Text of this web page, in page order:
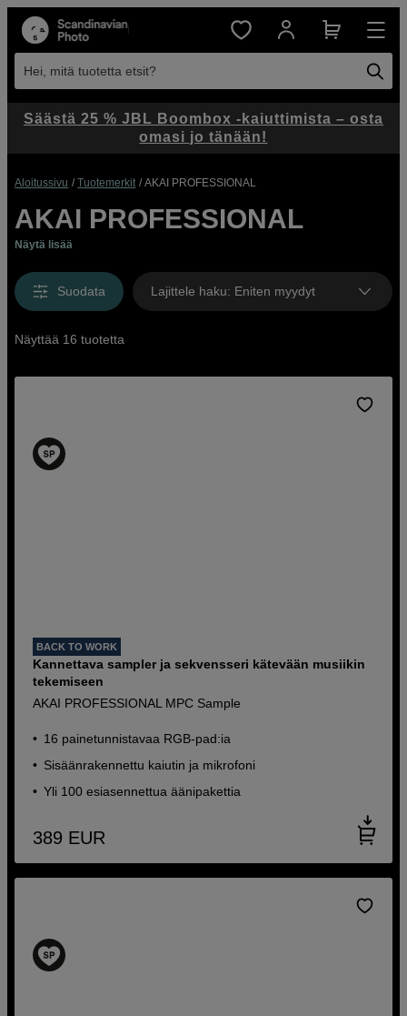
Hei, mitä tuotetta etsit?
Aloitussivu Tuotemerkit AKAI PROFESSIONAL
AKAI PROFESSIONAL
Näytä lisää
Suodata Lajittele haku: Eniten myydyt
Näyttää 16 tuotetta
BACK TO WORK
Kannettava sampler ja sekvensseri kätevään musiikin
tekemiseen
AKAI PROFESSIONAL MPC Sample
16 painetunnistavaa RGB-pad:ia
Sisäänrakennettu kaiutin ja mikrofoni
Yli 100 esiasennettua äänipakettia
389 EUR
Säästä 25 % JBL Boombox -kaiuttimista – osta
omasi jo tänään!